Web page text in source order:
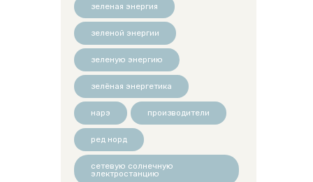
зеленая энергия
зеленой энергии
зеленую энергию
зелёная энергетика
нарэ производители
ред норд
сетевую солнечную
электростанцию